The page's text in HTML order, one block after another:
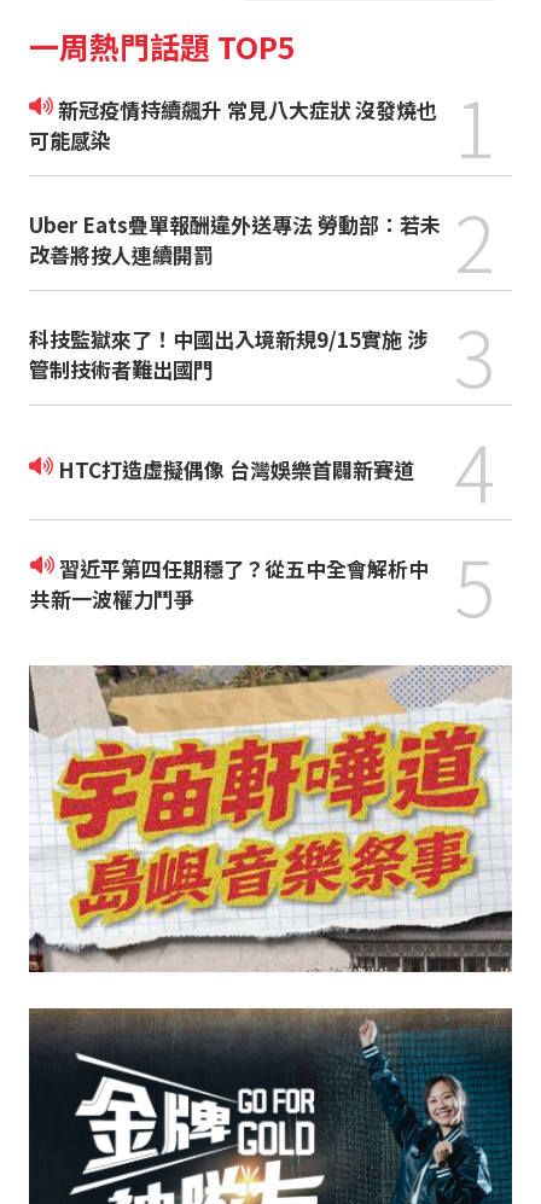
一周熱門話題 TOP5
新冠疫情持續飆升 常見八大症狀 沒發燒也
可能感染
1
Uber Eats疊單報酬違外送專法 勞動部：若未
改善將按人連續開罰
2
科技監獄來了！中國出入境新規9/15實施 涉
管制技術者難出國門
3
HTC打造虛擬偶像 台灣娛樂首闢新賽道 4
習近平第四任期穩了？從五中全會解析中
共新一波權力鬥爭
5